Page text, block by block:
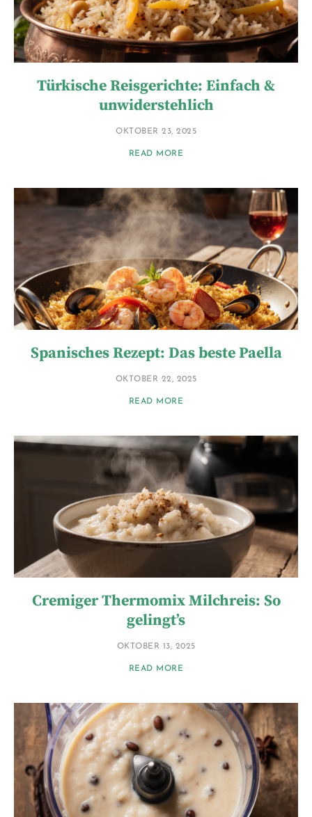
Türkische Reisgerichte: Einfach &
unwiderstehlich
OKTOBER 23, 2025
READ MORE
Spanisches Rezept: Das beste Paella
OKTOBER 22, 2025
READ MORE
Cremiger Thermomix Milchreis: So
gelingt’s
OKTOBER 13, 2025
READ MORE